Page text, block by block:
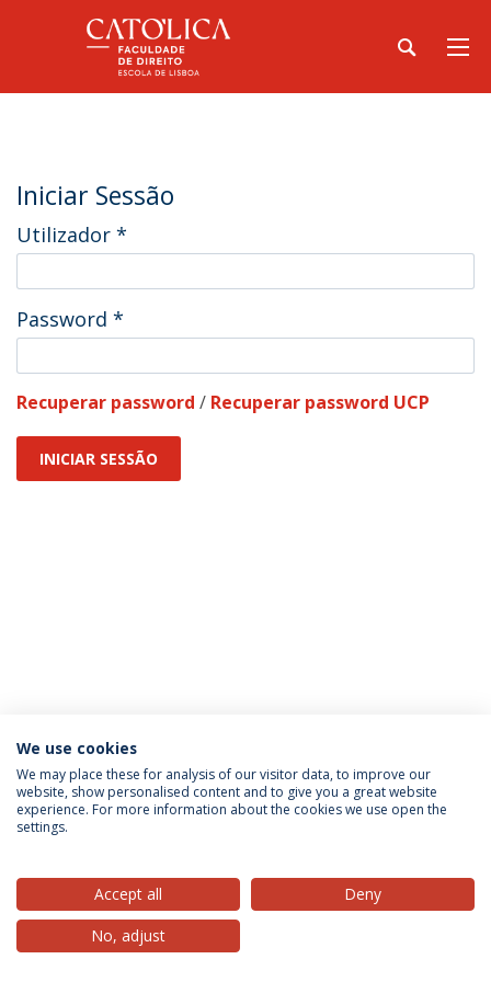
Iniciar Sessão
Utilizador *
Password *
Recuperar password / Recuperar password UCP
INICIAR SESSÃO
Política de Privacidade
Termos & Condições
Direitos do Titular dos Dados
© 2026 Universidade Católica Portuguesa
We use cookies
We may place these for analysis of our visitor data, to improve our
website, show personalised content and to give you a great website
experience. For more information about the cookies we use open the
settings.
Accept all
Deny
No, adjust